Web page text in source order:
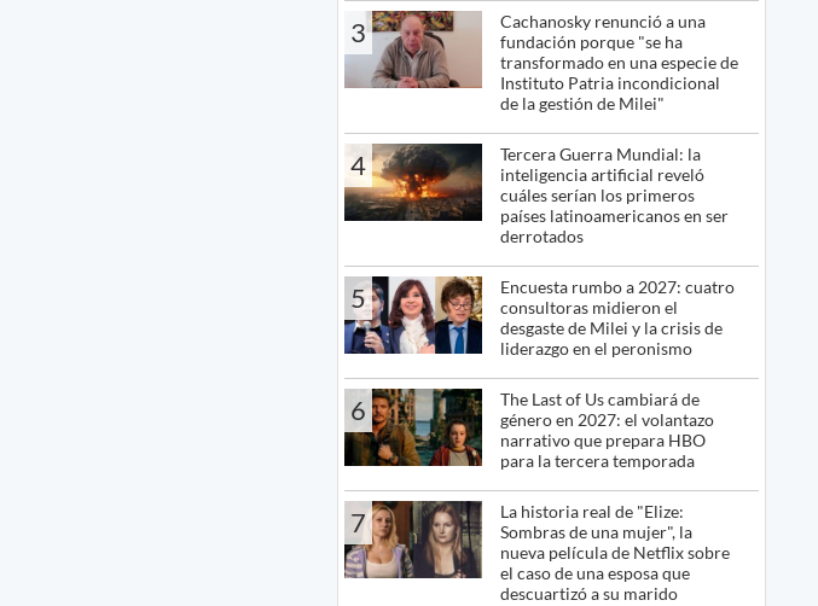
3
Cachanosky renunció a una
fundación porque "se ha
transformado en una especie de
Instituto Patria incondicional
de la gestión de Milei"
4
Tercera Guerra Mundial: la
inteligencia artificial reveló
cuáles serían los primeros
países latinoamericanos en ser
derrotados
5
Encuesta rumbo a 2027: cuatro
consultoras midieron el
desgaste de Milei y la crisis de
liderazgo en el peronismo
6
The Last of Us cambiará de
género en 2027: el volantazo
narrativo que prepara HBO
para la tercera temporada
7
La historia real de "Elize:
Sombras de una mujer", la
nueva película de Netflix sobre
el caso de una esposa que
descuartizó a su marido